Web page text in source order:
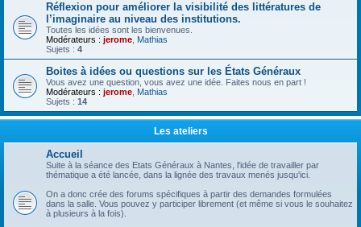
Réflexion pour améliorer la visibilité des littératures de
l’imaginaire au niveau des institutions.
Toutes les idées sont les bienvenues.
Modérateurs : jerome Mathias
Sujets : 4
Boites à idées ou questions sur les États Généraux
Vous avez une question, vous avez une idée. Faites nous en part !
Modérateurs : jerome Mathias
Sujets : 14
Les ateliers
Accueil
Suite à la séance des Etats Généraux à Nantes, l'idée de travailler par
thématique a été lancée, dans la lignée des travaux menés jusqu'ici.
On a donc crée des forums spécifiques à partir des demandes formulées
dans la salle. Vous pouvez y participer librement (et même si vous le souhaitez
à plusieurs à la fois).